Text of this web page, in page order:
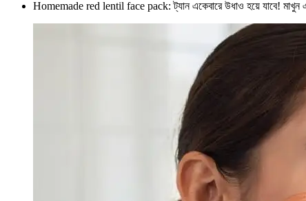
Homemade red lentil face pack: ট্যান একেবারে উধাও হয়ে যাবে!